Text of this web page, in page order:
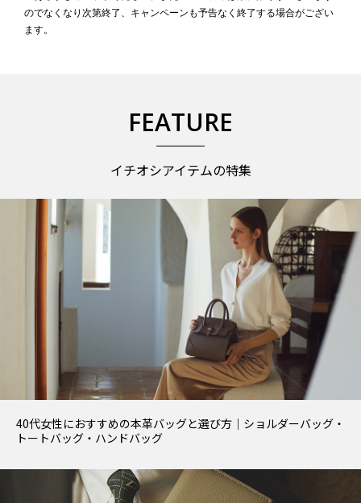
のでなくなり次第終了、キャンペーンも予告なく終了する場合がござい
ます。
FEATURE
イチオシアイテムの特集
40代女性におすすめの本革バッグと選び方｜ショルダーバッグ・
トートバッグ・ハンドバッグ